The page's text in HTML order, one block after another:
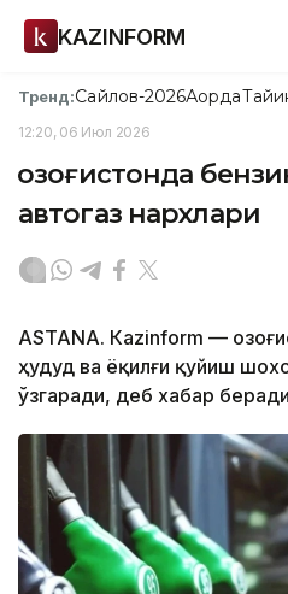
KAZINFORM
Тренд:Сайлов-2026Ақорда
12:20, 06 Июл 2026
Қозоғистонда
автогаз нархлари
ASTANА. Кazinform —
ҳудуд ва ёқилғи қуйиш
ўзгаради, деб хабар беради